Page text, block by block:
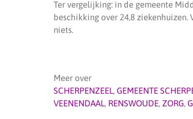
Ter vergelijking: in de gemeente
beschikking over 24,8
niets.
Meer over
SCHERPENZEEL, GEMEENTE
VEENENDAAL, RENSWOUDE, ZORG,